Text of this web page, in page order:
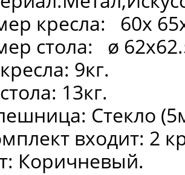
кресла: 60х
стола: ø
9кг.
13кг.
Стекло
входит: 2
Коричневый.